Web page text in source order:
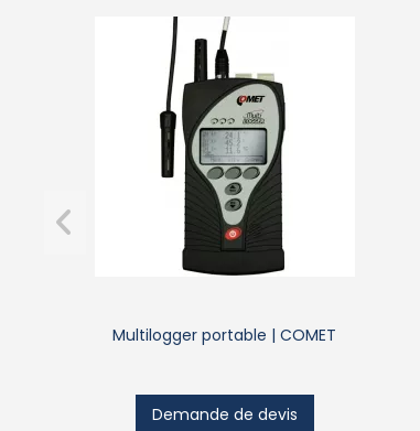
Multilogger portable | COMET
Demande de devis